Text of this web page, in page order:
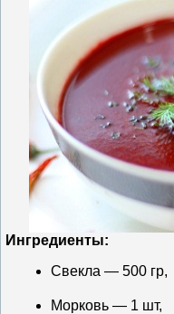
Ингредиенты:
Свекла — 500 гр,
Морковь — 1 шт,